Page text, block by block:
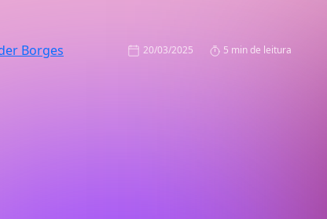
Borges 20/03/2025 5 min de leitura